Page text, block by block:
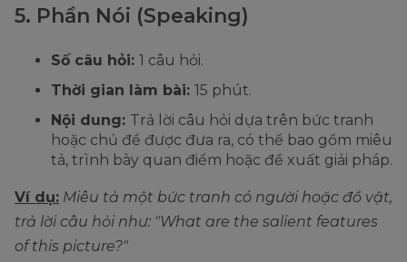
5. Phần Nói (Speaking)
Số câu hỏi: 1 câu hỏi.
Thời gian làm bài: 15 phút.
Nội dung: Trả lời câu hỏi dựa trên bức tranh
hoặc chủ đề được đưa ra, có thể bao gồm miêu
tả, trình bày quan điểm hoặc đề xuất giải pháp.
Ví dụ: Miêu tả một bức tranh có người hoặc đồ vật,
trả lời câu hỏi như: "What are the salient features
of this picture?"